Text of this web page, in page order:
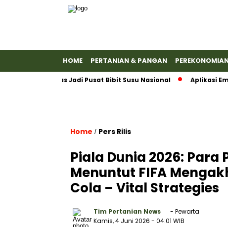
HOME PERTANIAN & PANGAN
Banyumas Jadi Pusat Bibit Susu Nasional Aplikasi Emas
Home / Pers Rilis
Piala Dunia 2026:
Menuntut FIFA
Cola – Vital Strategies
Tim Pertanian News
- Pewarta
Kamis, 4 Juni 2026 - 04:01 WIB